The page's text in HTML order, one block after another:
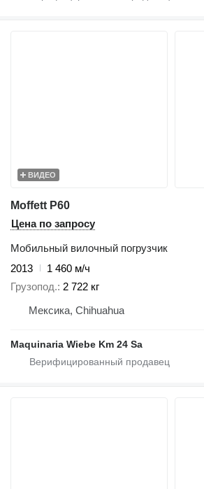
ВИДЕО
Moffett P60
Цена по запросу
Мобильный вилочный погрузчик
2013
1 460 м/ч
Грузопод. 2 722 кг
Мексика, Chihuahua
Maquinaria Wiebe Km 24 Sa